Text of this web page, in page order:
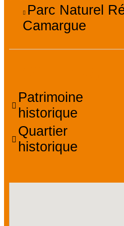
Parc Naturel
Camargue
Patrimoine
historique
Quartier
historique